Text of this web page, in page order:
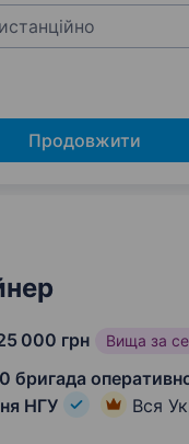
Продовжити
000 грн Вища за
бригада
НГУ
Вся